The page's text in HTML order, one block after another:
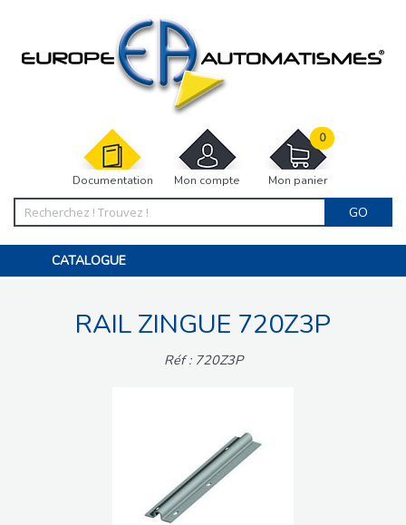
Documentation Mon compte Mon panier
0
GO
CATALOGUE
MOTORISATIONS
ACCESSOIRES ET ELECTRONIQUES
INTERPHONES VISIOPHONES
RAIL ZINGUE 720Z3P
Réf : 720Z3P